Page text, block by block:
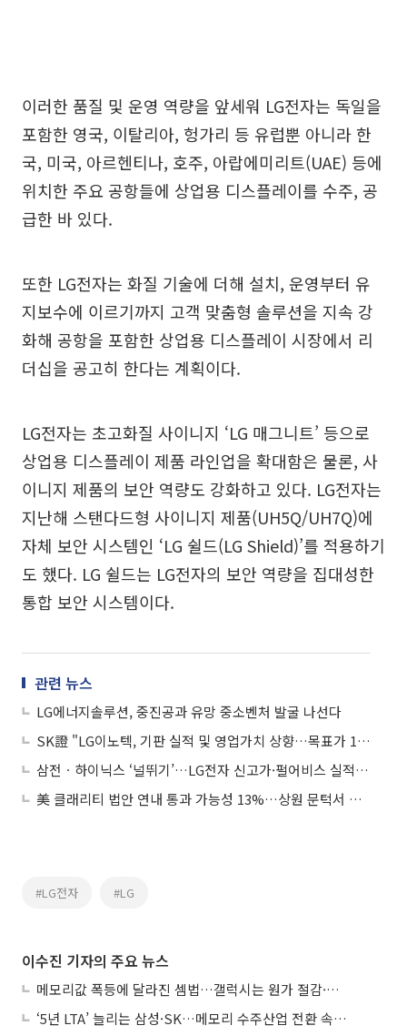
이러한 품질 및 운영 역량을 앞세워 LG전자는 독일을
포함한 영국, 이탈리아, 헝가리 등 유럽뿐 아니라 한
국, 미국, 아르헨티나, 호주, 아랍에미리트(UAE) 등에
위치한 주요 공항들에 상업용 디스플레이를 수주, 공
급한 바 있다.
또한 LG전자는 화질 기술에 더해 설치, 운영부터 유
지보수에 이르기까지 고객 맞춤형 솔루션을 지속 강
화해 공항을 포함한 상업용 디스플레이 시장에서 리
더십을 공고히 한다는 계획이다.
LG전자는 초고화질 사이니지 ‘LG 매그니트’ 등으로
상업용 디스플레이 제품 라인업을 확대함은 물론, 사
이니지 제품의 보안 역량도 강화하고 있다. LG전자는
지난해 스탠다드형 사이니지 제품(UH5Q/UH7Q)에
자체 보안 시스템인 ‘LG 쉴드(LG Shield)’를 적용하기
도 했다. LG 쉴드는 LG전자의 보안 역량을 집대성한
통합 보안 시스템이다.
관련 뉴스
LG에너지솔루션, 중진공과 유망 중소벤처 발굴 나선다
SK證 "LG이노텍, 기판 실적 및 영업가치 상향…목표가 100만원↑"
삼전ㆍ하이닉스 ‘널뛰기’…LG전자 신고가·펄어비스 실적 관심
美 클래리티 법안 연내 통과 가능성 13%…상원 문턱서 제동
#LG전자 #LG
이수진 기자의 주요 뉴스
메모리값 폭등에 달라진 셈법…갤럭시는 원가 절감·아이폰은 서비스 확대
‘5년 LTA’ 늘리는 삼성·SK…메모리 수주산업 전환 속 다른 셈법